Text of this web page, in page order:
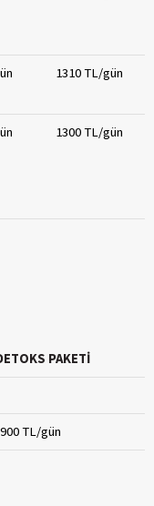
1310 TL/gün
1300 TL/gün
PAKETİ
900 TL/gün